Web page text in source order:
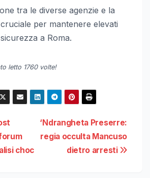
tra le diverse agenzie e la
per mantenere elevati
a Roma.
letto 1760 volte!
‘Ndrangheta Preserre:
regia occulta Mancuso
dietro arresti
choc